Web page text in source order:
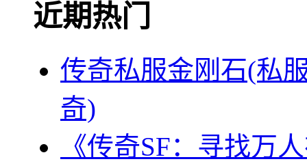
近期热门
传奇私服金刚石(私
奇)
《传奇SF：寻找万